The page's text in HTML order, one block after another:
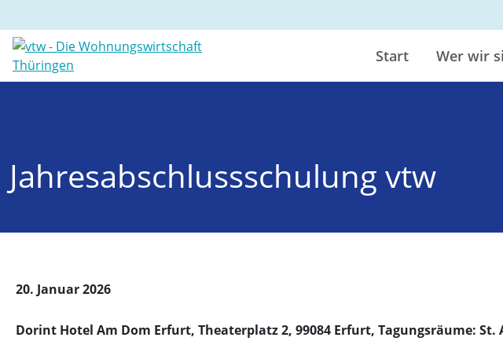
Start Wer wir
Jahresabschlussschulung vtw
20. Januar 2026
Dorint Hotel Am Dom Erfurt, Theaterplatz 2, 99084 Erfurt, Tagungsräume: